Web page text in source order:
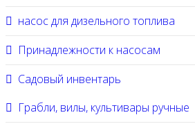
насос для дизельного топлива
Принадлежности к насосам
Садовый инвентарь
Грабли, вилы, культивары ручные